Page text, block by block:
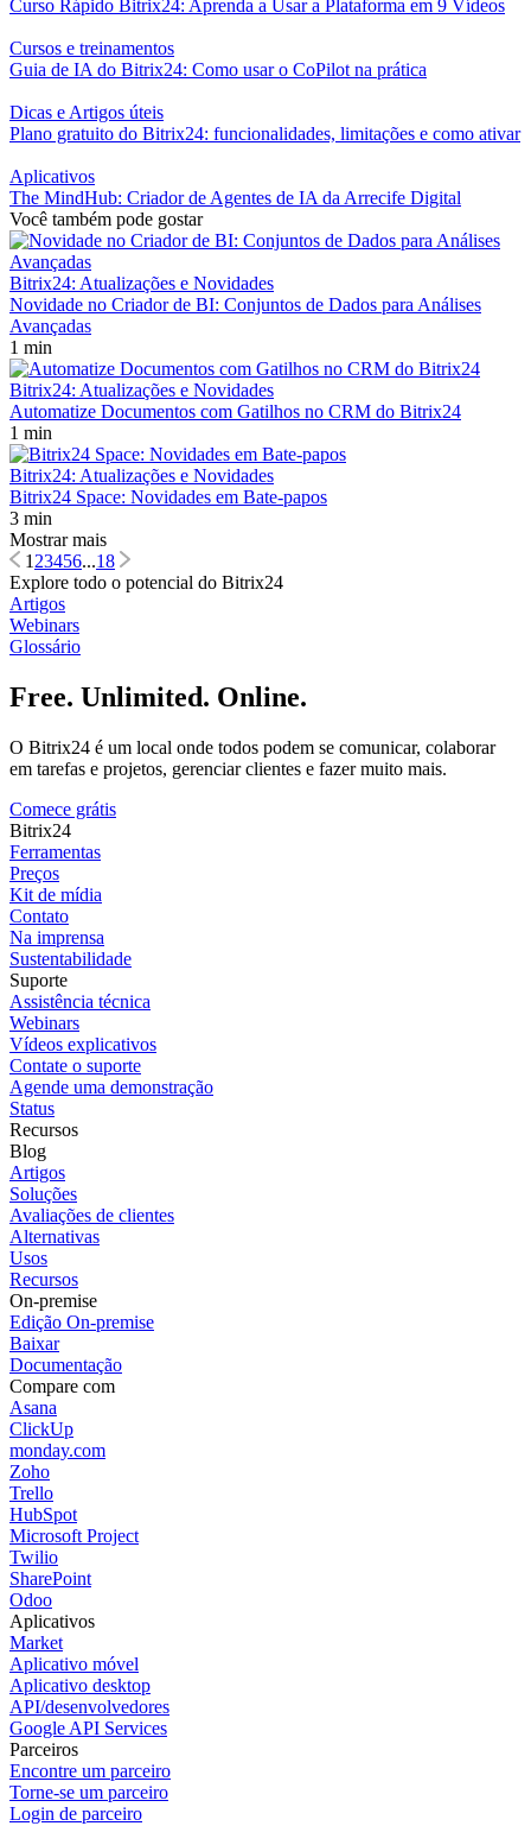
Curso Rápido Bitrix24: Aprenda a Usar a Plataforma em 9 Vídeos
Cursos e treinamentos
Guia de IA do Bitrix24: Como usar o CoPilot na prática
Dicas e Artigos úteis
Plano gratuito do Bitrix24: funcionalidades, limitações e como ativar
Aplicativos
The MindHub: Criador de Agentes de IA da Arrecife Digital
Você também pode gostar
Bitrix24: Atualizações e Novidades
Novidade no Criador de BI: Conjuntos de Dados para Análises
Avançadas
1 min
Bitrix24: Atualizações e Novidades
Automatize Documentos com Gatilhos no CRM do Bitrix24
1 min
Bitrix24: Atualizações e Novidades
Bitrix24 Space: Novidades em Bate-papos
3 min
Mostrar mais
123456...18
Explore todo o potencial do Bitrix24
Artigos
Webinars
Glossário
Free. Unlimited. Online.
O Bitrix24 é um local onde todos podem se comunicar, colaborar
em tarefas e projetos, gerenciar clientes e fazer muito mais.
Comece grátis
Bitrix24
Ferramentas
Preços
Kit de mídia
Contato
Na imprensa
Sustentabilidade
Suporte
Assistência técnica
Webinars
Vídeos explicativos
Contate o suporte
Agende uma demonstração
Status
Recursos
Blog
Artigos
Soluções
Avaliações de clientes
Alternativas
Usos
Recursos
On-premise
Edição On-premise
Baixar
Documentação
Compare com
Asana
ClickUp
monday.com
Zoho
Trello
HubSpot
Microsoft Project
Twilio
SharePoint
Odoo
Aplicativos
Market
Aplicativo móvel
Aplicativo desktop
API/desenvolvedores
Google API Services
Parceiros
Encontre um parceiro
Torne-se um parceiro
Login de parceiro